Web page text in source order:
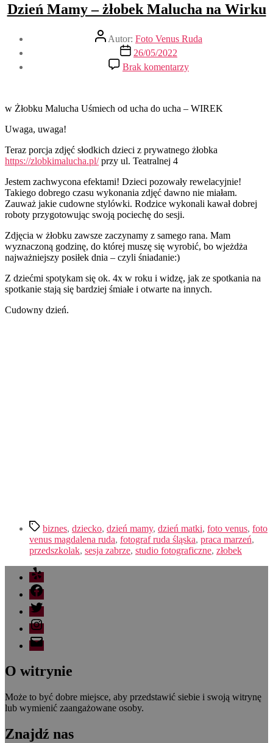
Dzień Mamy – żłobek Malucha na Wirku
Autor
wpisu
Autor: Foto Venus Ruda
Data
wpisu
26/05/2022
Brak komentarzydo
Dzień
żłobek
w Żłobku Malucha Uśmiech od ucha do ucha – WIREK
Uwaga, uwaga!
Teraz porcja zdjęć słodkich dzieci z prywatnego żłobka
https://zlobkimalucha.pl/przy ul. Teatralnej 4
Jestem zachwycona efektami! Dzieci pozowały rewelacyjnie!
Takiego dobrego czasu wykonania zdjęć dawno nie miałam.
Zauważ jakie cudowne stylówki. Rodzice wykonali kawał dobrej
roboty przygotowując swoją pociechę do sesji.
Zdjęcia w żłobku zawsze zaczynamy z samego rana. Mam
wyznaczoną godzinę, do której muszę się wyrobić, bo wjeżdża
najważniejszy posiłek dnia – czyli śniadanie:)
Z dziećmi spotykam się ok. 4x w roku i widzę, jak ze spotkania na
spotkanie stają się bardziej śmiałe i otwarte na innych.
Cudowny dzień.
Tagibiznes, dziecko, dzień mamy, dzień matki, foto venus, foto
venus magdalena ruda, fotograf ruda śląska, praca marzeń,
przedszkolak, sesja zabrze, studio fotograficzne, złobek
Yelp
Facebook
Twitter
Instagram
Email
O witrynie
Może to być dobre miejsce, aby przedstawić siebie i swoją witrynę
lub wymienić zaangażowane osoby.
Znajdź nas